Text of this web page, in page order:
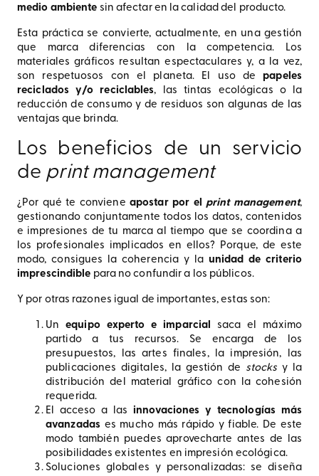
medio ambiente sin afectar en la calidad del producto.
Esta práctica se convierte, actualmente, en una gestión
que marca diferencias con la competencia. Los
materiales gráficos resultan espectaculares y, a la vez,
son respetuosos con el planeta. El uso depapeles
reciclados y/o reciclables, las tintas ecológicas o la
reducción de consumo y de residuos son algunas de las
ventajas que brinda.
Los beneficios de un servicio
de print management
¿Por qué te conviene apostar por elprint management,
gestionando conjuntamente todos los datos, contenidos
e impresiones de tu marca al tiempo que se coordina a
los profesionales implicados en ellos? Porque, de este
modo, consigues la coherencia y la unidad de criterio
imprescindible para no confundir a los públicos.
Y por otras razones igual de importantes, estas son:
Unequipo experto e imparcial saca el máximo
partido a tus recursos. Se encarga de los
presupuestos, las artes finales, la impresión, las
publicaciones digitales, la gestión de stocks y la
distribución del material gráfico con la cohesión
requerida.
El acceso a lasinnovaciones y tecnologías más
avanzadas es mucho más rápido y fiable. De este
modo también puedes aprovecharte antes de las
posibilidades existentes en impresión ecológica.
Soluciones globales y personalizadas: se diseña